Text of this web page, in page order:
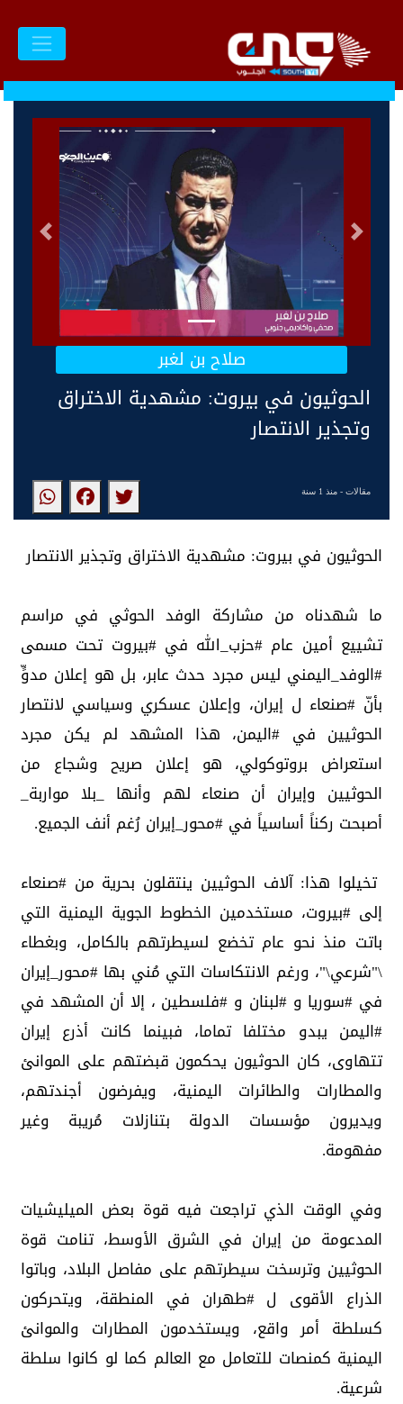
التالى السابق
صلاح بن لغبر
الحوثيون في بيروت: مشهدية الاختراق
وتجذير الانتصار
مقالات- منذ 1 سنة
‏الحوثيون في بيروت: مشهدية الاختراق وتجذير الانتصار
ما شهدناه من مشاركة الوفد الحوثي في مراسم
تشييع أمين عام ‎#حزب_الله في ‎#بيروت تحت مسمى
‎#الوفد_اليمني ليس مجرد حدث عابر، بل هو إعلان مدوٍّ
بأنّ ‎#صنعاء ل إيران، وإعلان عسكري وسياسي لانتصار
الحوثيين في ‎#اليمن، هذا المشهد لم يكن مجرد
استعراض بروتوكولي، هو إعلان صريح وشجاع من
الحوثيين وإيران أن صنعاء لهم وأنها _بلا مواربة_
أصبحت ركناً أساسياً في ‎#محور_إيران رُغم أنف الجميع.
تخيلوا هذا: آلاف الحوثيين ينتقلون بحرية من ‎#صنعاء
إلى ‎#بيروت، مستخدمين الخطوط الجوية اليمنية التي
باتت منذ نحو عام تخضع لسيطرتهم بالكامل، وبغطاء
\"شرعي\"، ورغم الانتكاسات التي مُني بها ‎#محور_إيران
في ‎#سوريا و ‎#لبنان و ‎#فلسطين ، إلا أن المشهد في
‎#اليمن يبدو مختلفا تماما، فبينما كانت أذرع إيران
تتهاوى، كان الحوثيون يحكمون قبضتهم على الموانئ
والمطارات والطائرات اليمنية، ويفرضون أجندتهم،
ويديرون مؤسسات الدولة بتنازلات مُريبة وغير
مفهومة.
وفي الوقت الذي تراجعت فيه قوة بعض الميليشيات
المدعومة من إيران في الشرق الأوسط، تنامت قوة
الحوثيين وترسخت سيطرتهم على مفاصل البلاد، وباتوا
الذراع الأقوى ل ‎#طهران في المنطقة، ويتحركون
كسلطة أمر واقع، ويستخدمون المطارات والموانئ
اليمنية كمنصات للتعامل مع العالم كما لو كانوا سلطة
شرعية.